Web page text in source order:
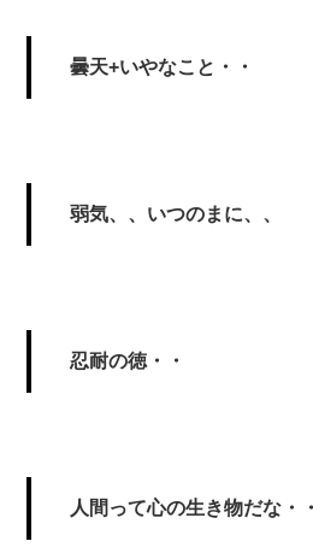
曇天+いやなこと・・
弱気、、いつのまに、、
忍耐の徳・・
人間って心の生き物だな・・